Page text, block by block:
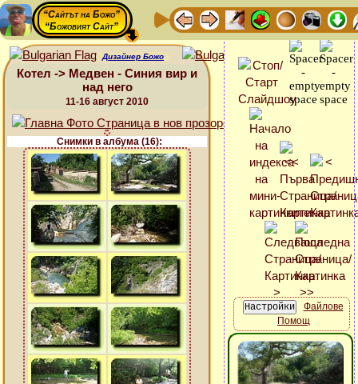
“Сайтът на Божо”
“Божовият Сайт”
Дизайнер Божо
Котел -> Медвен - Синия вир и
над него
11-16 август 2010
Снимки в албума (16):
Файлове
Помощ